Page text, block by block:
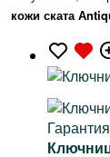
кожи ската